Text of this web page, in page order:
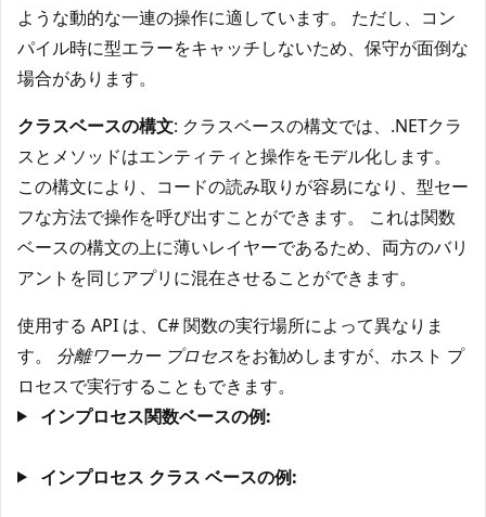
ような動的な一連の操作に適しています。 ただし、コン
パイル時に型エラーをキャッチしないため、保守が面倒な
場合があります。
クラスベースの構文: クラスベースの構文では、.NETクラ
スとメソッドはエンティティと操作をモデル化します。
この構文により、コードの読み取りが容易になり、型セー
フな方法で操作を呼び出すことができます。 これは関数
ベースの構文の上に薄いレイヤーであるため、両方のバリ
アントを同じアプリに混在させることができます。
使用する API は、C# 関数の実行場所によって異なりま
す。 分離ワーカー プロセスをお勧めしますが、ホスト プ
ロセスで実行することもできます。
インプロセス関数ベースの例:
インプロセス クラス ベースの例: